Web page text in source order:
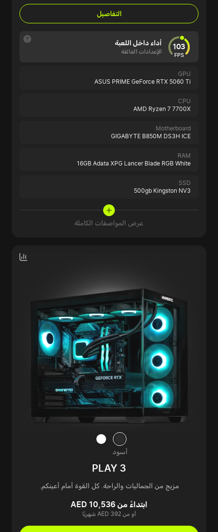
التفاصيل
103
FPS
أداء داخل اللعبة
الإعدادات الفائقة
GPU
ASUS PRIME GeForce RTX 5060 Ti
CPU
AMD Ryzen 7 7700X
Motherboard
GIGABYTE B850M DS3H ICE
RAM
16GB Adata XPG Lancer Blade RGB White
SSD
500gb Kingston NV3
عرض المواصفات الكاملة
أسود
PLAY 3
مزيج من الجماليات والراحة. كل القوة أمام أعينكم.
ابتداءً من AED 10,536
أو من AED 392 شهريًا